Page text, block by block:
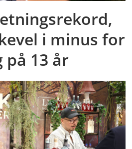
i minus for
på 13 år